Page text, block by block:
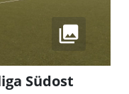
Südost